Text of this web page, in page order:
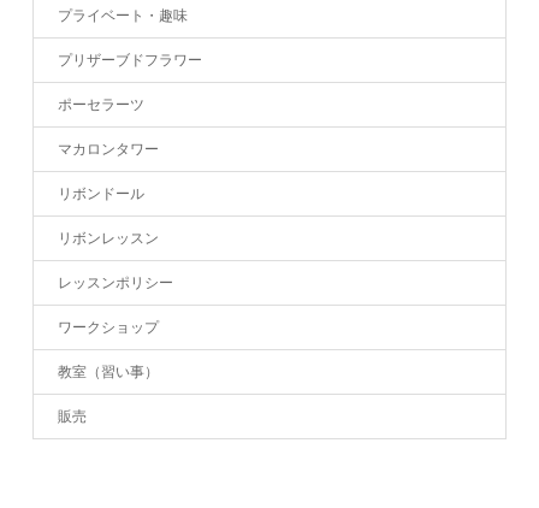
プライベート・趣味
プリザーブドフラワー
ポーセラーツ
マカロンタワー
リボンドール
リボンレッスン
レッスンポリシー
ワークショップ
教室（習い事）
販売